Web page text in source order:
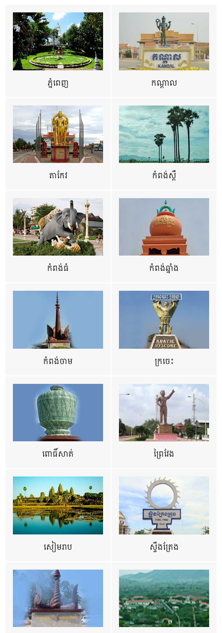
ភ្នំពេញ កណ្តាល
តាកែវ កំពង់ស្ពឺ
កំពង់ធំ កំពង់ឆ្នាំង
កំពង់ចាម ក្រចេះ
ពោធិ៍សាត់ ព្រៃវែង
សៀមរាប ស្ទឹងត្រែង